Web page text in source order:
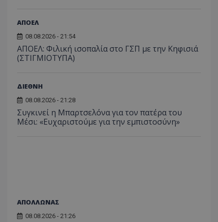
ΑΠΟΕΛ
08.08.2026 - 21:54
ΑΠΟΕΛ: Φιλική ισοπαλία στο ΓΣΠ με την Κηφισιά
(ΣΤΙΓΜΙΟΤΥΠΑ)
ΔΙΕΘΝΗ
08.08.2026 - 21:28
Συγκινεί η Μπαρτσελόνα για τον πατέρα του
Μέσι: «Ευχαριστούμε για την εμπιστοσύνη»
ΑΠΟΛΛΩΝΑΣ
08.08.2026 - 21:26